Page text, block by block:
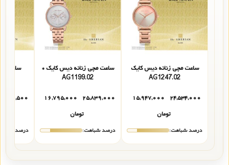
ساعت مچی زنانه دیس کایک
AG1247.02
۲۴,۵۳۴,۰۰۰
۱۵,۹۴۷,۰۰۰
تومان
درصد شباهت:
ساعت مچی زنانه دیس کایک *
AG1199.02
۲۵,۸۳۹,۰۰۰
۱۶,۷۹۵,۰۰۰
تومان
درصد شباهت:
ساعت
درصد